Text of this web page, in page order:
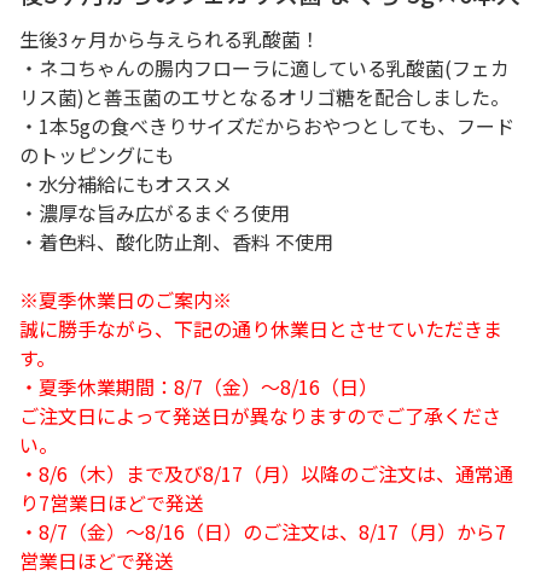
生後3ヶ月から与えられる乳酸菌！
・ネコちゃんの腸内フローラに適している乳酸菌(フェカ
リス菌)と善玉菌のエサとなるオリゴ糖を配合しました。
・1本5gの食べきりサイズだからおやつとしても、フード
のトッピングにも
・水分補給にもオススメ
・濃厚な旨み広がるまぐろ使用
・着色料、酸化防止剤、香料 不使用
※夏季休業日のご案内※
誠に勝手ながら、下記の通り休業日とさせていただきま
す。
・夏季休業期間：8/7（金）～8/16（日）
ご注文日によって発送日が異なりますのでご了承くださ
い。
・8/6（木）まで及び8/17（月）以降のご注文は、通常通
り7営業日ほどで発送
・8/7（金）～8/16（日）のご注文は、8/17（月）から7
営業日ほどで発送